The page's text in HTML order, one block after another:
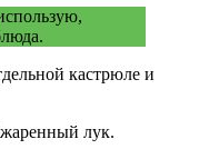
кастрюле и
лук.